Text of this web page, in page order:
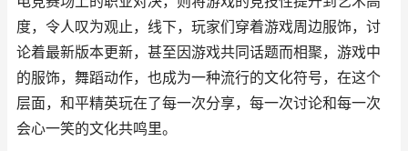
度，令人叹为观止，线下，玩家们穿着游戏周边服饰，讨
论着最新版本更新，甚至因游戏共同话题而相聚，游戏中
的服饰，舞蹈动作，也成为一种流行的文化符号，在这个
层面，和平精英玩在了每一次分享，每一次讨论和每一次
会心一笑的文化共鸣里。